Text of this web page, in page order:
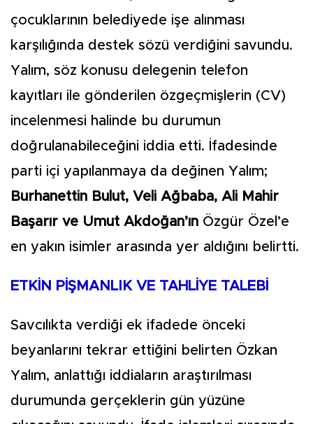
çocuklarının belediyede işe alınması
karşılığında destek sözü verdiğini savundu.
Yalım, söz konusu delegenin telefon
kayıtları ile gönderilen özgeçmişlerin (CV)
incelenmesi halinde bu durumun
doğrulanabileceğini iddia etti. İfadesinde
parti içi yapılanmaya da değinen Yalım;
Burhanettin Bulut, Veli Ağbaba, Ali Mahir
Başarır ve Umut Akdoğan’ın Özgür Özel’e
en yakın isimler arasında yer aldığını belirtti.
ETKİN PİŞMANLIK VE TAHLİYE TALEBİ
Savcılıkta verdiği ek ifadede önceki
beyanlarını tekrar ettiğini belirten Özkan
Yalım, anlattığı iddiaların araştırılması
durumunda gerçeklerin gün yüzüne